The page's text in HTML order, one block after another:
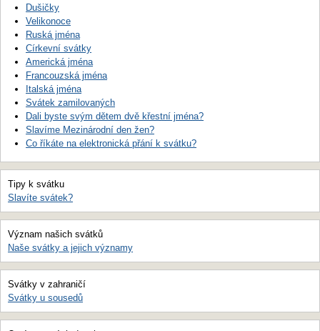
Dušičky
Velikonoce
Ruská jména
Církevní svátky
Americká jména
Francouzská jména
Italská jména
Svátek zamilovaných
Dali byste svým dětem dvě křestní jména?
Slavíme Mezinárodní den žen?
Co říkáte na elektronická přání k svátku?
Tipy k svátku
Slavíte svátek?
Význam našich svátků
Naše svátky a jejich významy
Svátky v zahraničí
Svátky u sousedů